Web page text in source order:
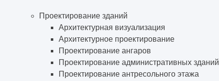
Проектирование зданий
Архитектурная визуализация
Архитектурное проектирование
Проектирование ангаров
Проектирование административных зданий
Проектирование антресольного этажа